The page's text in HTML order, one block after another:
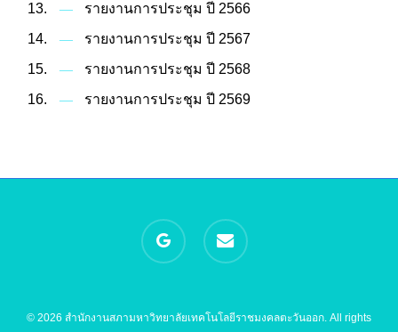
รายงานการประชุม ปี 2566
รายงานการประชุม ปี 2567
รายงานการประชุม ปี 2568
รายงานการประชุม ปี 2569
google-
plus
email
© 2026 สำนักงานสภามหาวิทยาลัยเทคโนโลยีราชมงคลตะวันออก. All rights